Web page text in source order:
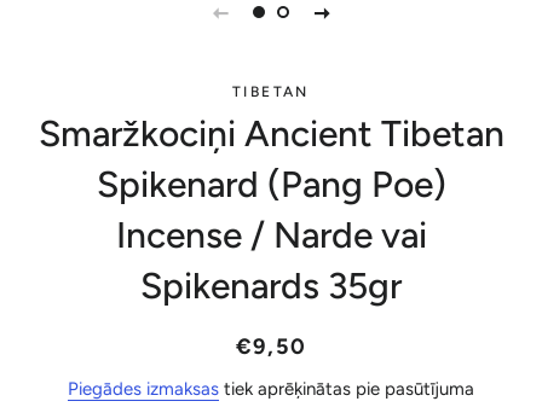
TIBETAN
Smaržkociņi Ancient Tibetan
Spikenard (Pang Poe)
Incense / Narde vai
Spikenards 35gr
Parastā
Akcijas
€9,50
Piegādes izmaksas tiek aprēķinātas pie pasūtījuma